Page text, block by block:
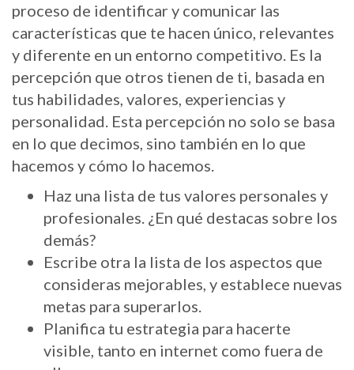
proceso de identificar y comunicar las
características que te hacen único, relevantes
y diferente en un entorno competitivo. Es la
percepción que otros tienen de ti, basada en
tus habilidades, valores, experiencias y
personalidad. Esta percepción no solo se basa
en lo que decimos, sino también en lo que
hacemos y cómo lo hacemos.
Haz una lista de tus valores personales y
profesionales. ¿En qué destacas sobre los
demás?
Escribe otra la lista de los aspectos que
consideras mejorables, y establece nuevas
metas para superarlos.
Planifica tu estrategia para hacerte
visible, tanto en internet como fuera de